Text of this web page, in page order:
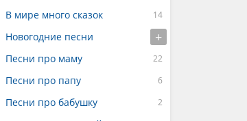
В мире много сказок
Новогодние песни
Песни про маму
Песни про папу
Песни про бабушку